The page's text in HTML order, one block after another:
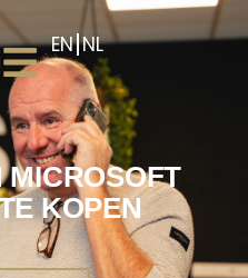
EN NL
MICROSOFT
KOPEN